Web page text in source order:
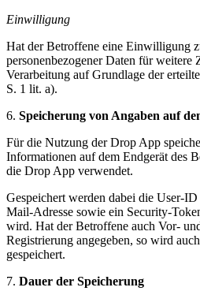
Einwilligung
Hat der Betroffene eine Einwilligung
personenbezogener Daten für weitere
Verarbeitung auf Grundlage der
S. 1 lit. a).
6. Speicherung von Angaben auf
Für die Nutzung der Drop App
Informationen auf dem Endgerät des
die Drop App verwendet.
Gespeichert werden dabei die User-
Mail-Adresse sowie ein Security-
wird. Hat der Betroffene auch Vor-
Registrierung angegeben, so wird
gespeichert.
7. Dauer der Speicherung